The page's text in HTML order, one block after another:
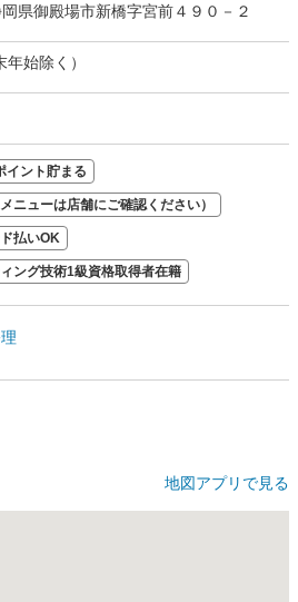
県御殿場市新橋字宮前４９０－２
始除く）
イント貯まる
ニューは店舗にご確認ください）
払いOK
ング技術1級資格取得者在籍
地図アプリで見る